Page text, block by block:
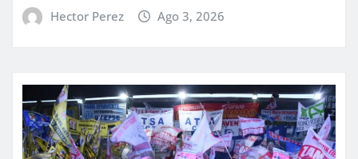
Hector Perez Ago 3, 2026